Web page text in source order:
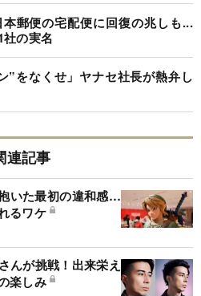
郵便の宅配便に回復の兆しも...
社の実名
”をなくせ」ヤナセ社長が熱弁し
連記事
いた最初の違和感…
るワケ
んが挑戦！出来栄え
楽しみ